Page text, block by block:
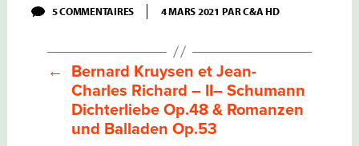
5 COMMENTAIRES
QUATUOR
–
BEETHOVEN
QUATUORS
N°2
OP.18
N°2
4 MARS 2021 PARC&A HD
←
Bernard Kruysen et Jean-
Charles Richard – II– Schumann
Dichterliebe Op.48 & Romanzen
und Balladen Op.53